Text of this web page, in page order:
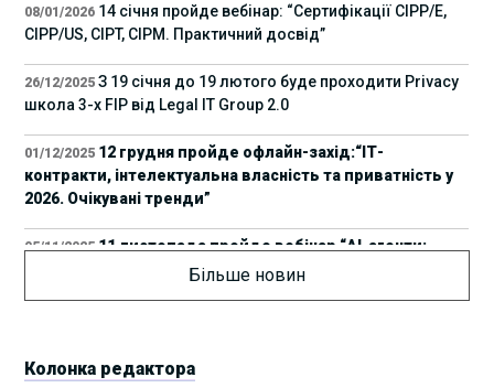
08/01/2026 14 січня пройде вебінар: “Сертифікації СІРР/Е,
CIPP/US, CIPT, CIPM. Практичний досвід”
26/12/2025 З 19 січня до 19 лютого буде проходити Privacy
школа 3-х FIP від Legal IT Group 2.0
01/12/2025 12 грудня пройде офлайн-захід:“ІТ-
контракти, інтелектуальна власність та приватність у
2026. Очікувані тренди”
05/11/2025 11 листопада пройде вебінар “AI-агенти:
прайвесі, IP та комплаєнс ризики”
Більше новин
Колонка редактора